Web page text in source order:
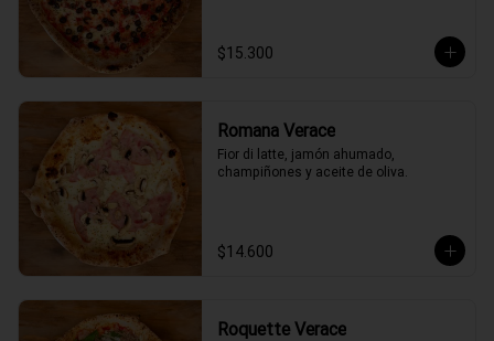
$15.300
Romana Verace
Fior di latte, jamón ahumado,
champiñones y aceite de oliva.
$14.600
Roquette Verace